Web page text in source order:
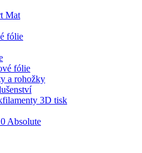
Mat
fólie
fólie
a rohožky
filamenty 3D tisk